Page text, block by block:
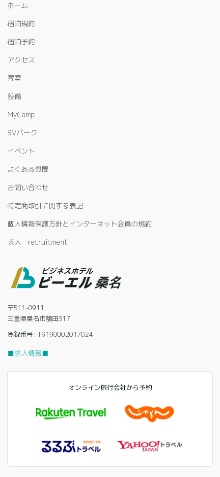
ホーム
宿泊規約
宿泊予約
アクセス
客室
設備
MyCamp
RVパーク
イベント
よくある質問
お問い合わせ
特定商取引に関する表記
個人情報保護方針とインターネット会員の規約
求人 recruitment
〒511-0911
三重県桑名市額田317
登録番号: T9190002017024
■求人情報■
オンライン旅行会社から予約